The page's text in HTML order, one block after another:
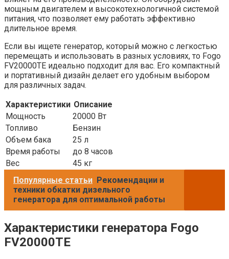
мощным двигателем и высокотехнологичной системой
питания, что позволяет ему работать эффективно
длительное время.
Если вы ищете генератор, который можно с легкостью
перемещать и использовать в разных условиях, то Fogo
FV20000TE идеально подходит для вас. Его компактный
и портативный дизайн делает его удобным выбором
для различных задач.
Характеристики Описание
Мощность
20000 Вт
Топливо
Бензин
Объем бака
25 л
Время работы
до 8 часов
Вес
45 кг
Популярные статьи Рекомендации и
техники обкатки дизельного
генератора для оптимальной работы
Характеристики генератора Fogo
FV20000TE